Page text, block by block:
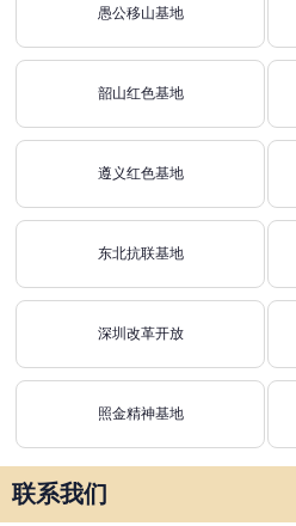
愚公移山基地
韶山红色基地
遵义红色基地
东北抗联基地
深圳改革开放
照金精神基地
联系我们